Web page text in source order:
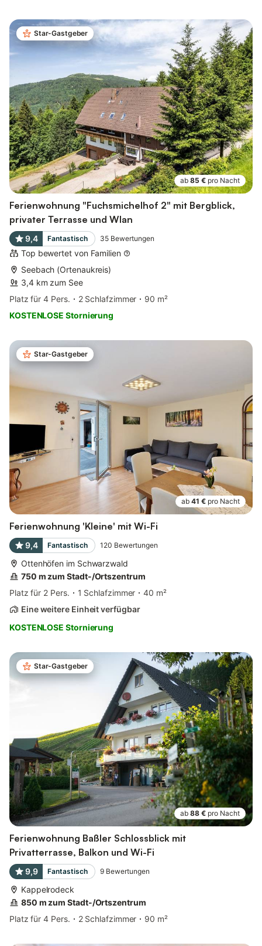
Star-Gastgeber
ab 85 € pro Nacht
Ferienwohnung "Fuchsmichelhof 2" mit Bergblick,
privater Terrasse und Wlan
9,4 Fantastisch 35 Bewertungen
Top bewertet von Familien
Seebach (Ortenaukreis)
3,4 km zum See
Platz für 4 Pers.
2 Schlafzimmer
90 m²
KOSTENLOSE Stornierung
Star-Gastgeber
ab 41 € pro Nacht
Ferienwohnung 'Kleine' mit Wi-Fi
9,4 Fantastisch 120 Bewertungen
Ottenhöfen im Schwarzwald
750 m zum Stadt-/Ortszentrum
Platz für 2 Pers.
1 Schlafzimmer
40 m²
Eine weitere Einheit verfügbar
KOSTENLOSE Stornierung
Star-Gastgeber
ab 88 € pro Nacht
Ferienwohnung Baßler Schlossblick mit
Privatterrasse, Balkon und Wi-Fi
9,9 Fantastisch 9 Bewertungen
Kappelrodeck
850 m zum Stadt-/Ortszentrum
Platz für 4 Pers.
2 Schlafzimmer 90 m²